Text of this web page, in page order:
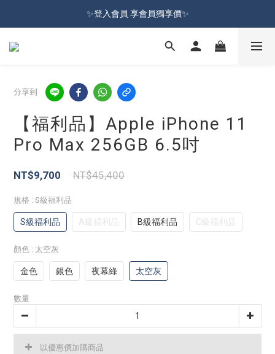
加入會員就送100元購物金 | 全館購物滿＄599 免運
✨登入會員 享會員獨享價✨
✅訂閱訂單通知 進度及時掌握
分享到
【福利品】Apple iPhone 11
Pro Max 256GB 6.5吋
NT$45,400
NT$9,700
規格 : S級福利品
S級福利品 A級福利品 B級福利品 C級福利品
顏色 : 太空灰
金色 銀色 夜幕綠 太空灰
數量
以優惠價加購商品